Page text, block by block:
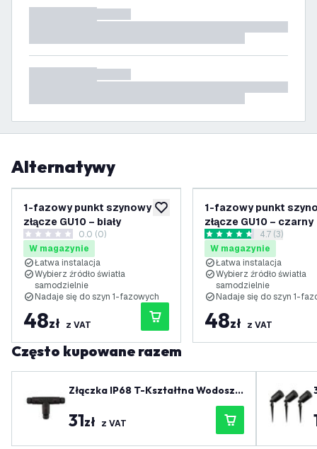
Alternatywy
dodaj do listy życzeń
1-fazowy punkt szynowy –
złącze GU10 – biały
0 Gwiazdki oceny
0.0 (0)
W magazynie
Łatwa instalacja
Wybierz źródło światła
samodzielnie
Nadaje się do szyn 1-fazowych
48zł z VAT
1-fazowy punkt
złącze GU10 – czarny
otwórz panel
4.7 Gwiazdki oceny
4.7 (3)
W magazynie
Łatwa instalacja
Wybierz źródło światła
samodzielnie
Nadaje się do szyn 1-
48zł z VAT
Często kupowane razem
Złączka IP68 T-Kształtna Wodoszc
31zł z VAT